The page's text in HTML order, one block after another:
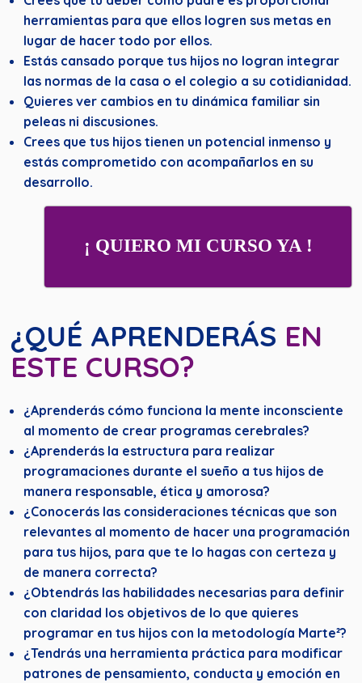
herramientas para que ellos logren sus metas en
lugar de hacer todo por ellos.
Estás cansado porque tus hijos no logran integrar
las normas de la casa o el colegio a su cotidianidad.
Quieres ver cambios en tu dinámica familiar sin
peleas ni discusiones.
Crees que tus hijos tienen un potencial inmenso y
estás comprometido con acompañarlos en su
desarrollo.
¡ QUIERO MI CURSO YA !
¿QUÉ APRENDERÁS EN
ESTE CURSO?
¿Aprenderás cómo funciona la mente inconsciente
al momento de crear programas cerebrales?
¿Aprenderás la estructura para realizar
programaciones durante el sueño a tus hijos de
manera responsable, ética y amorosa?
¿Conocerás las consideraciones técnicas que son
relevantes al momento de hacer una programación
para tus hijos, para que te lo hagas con certeza y
de manera correcta?
¿Obtendrás las habilidades necesarias para definir
con claridad los objetivos de lo que quieres
programar en tus hijos con la metodología Marte²?
¿Tendrás una herramienta práctica para modificar
patrones de pensamiento, conducta y emoción en